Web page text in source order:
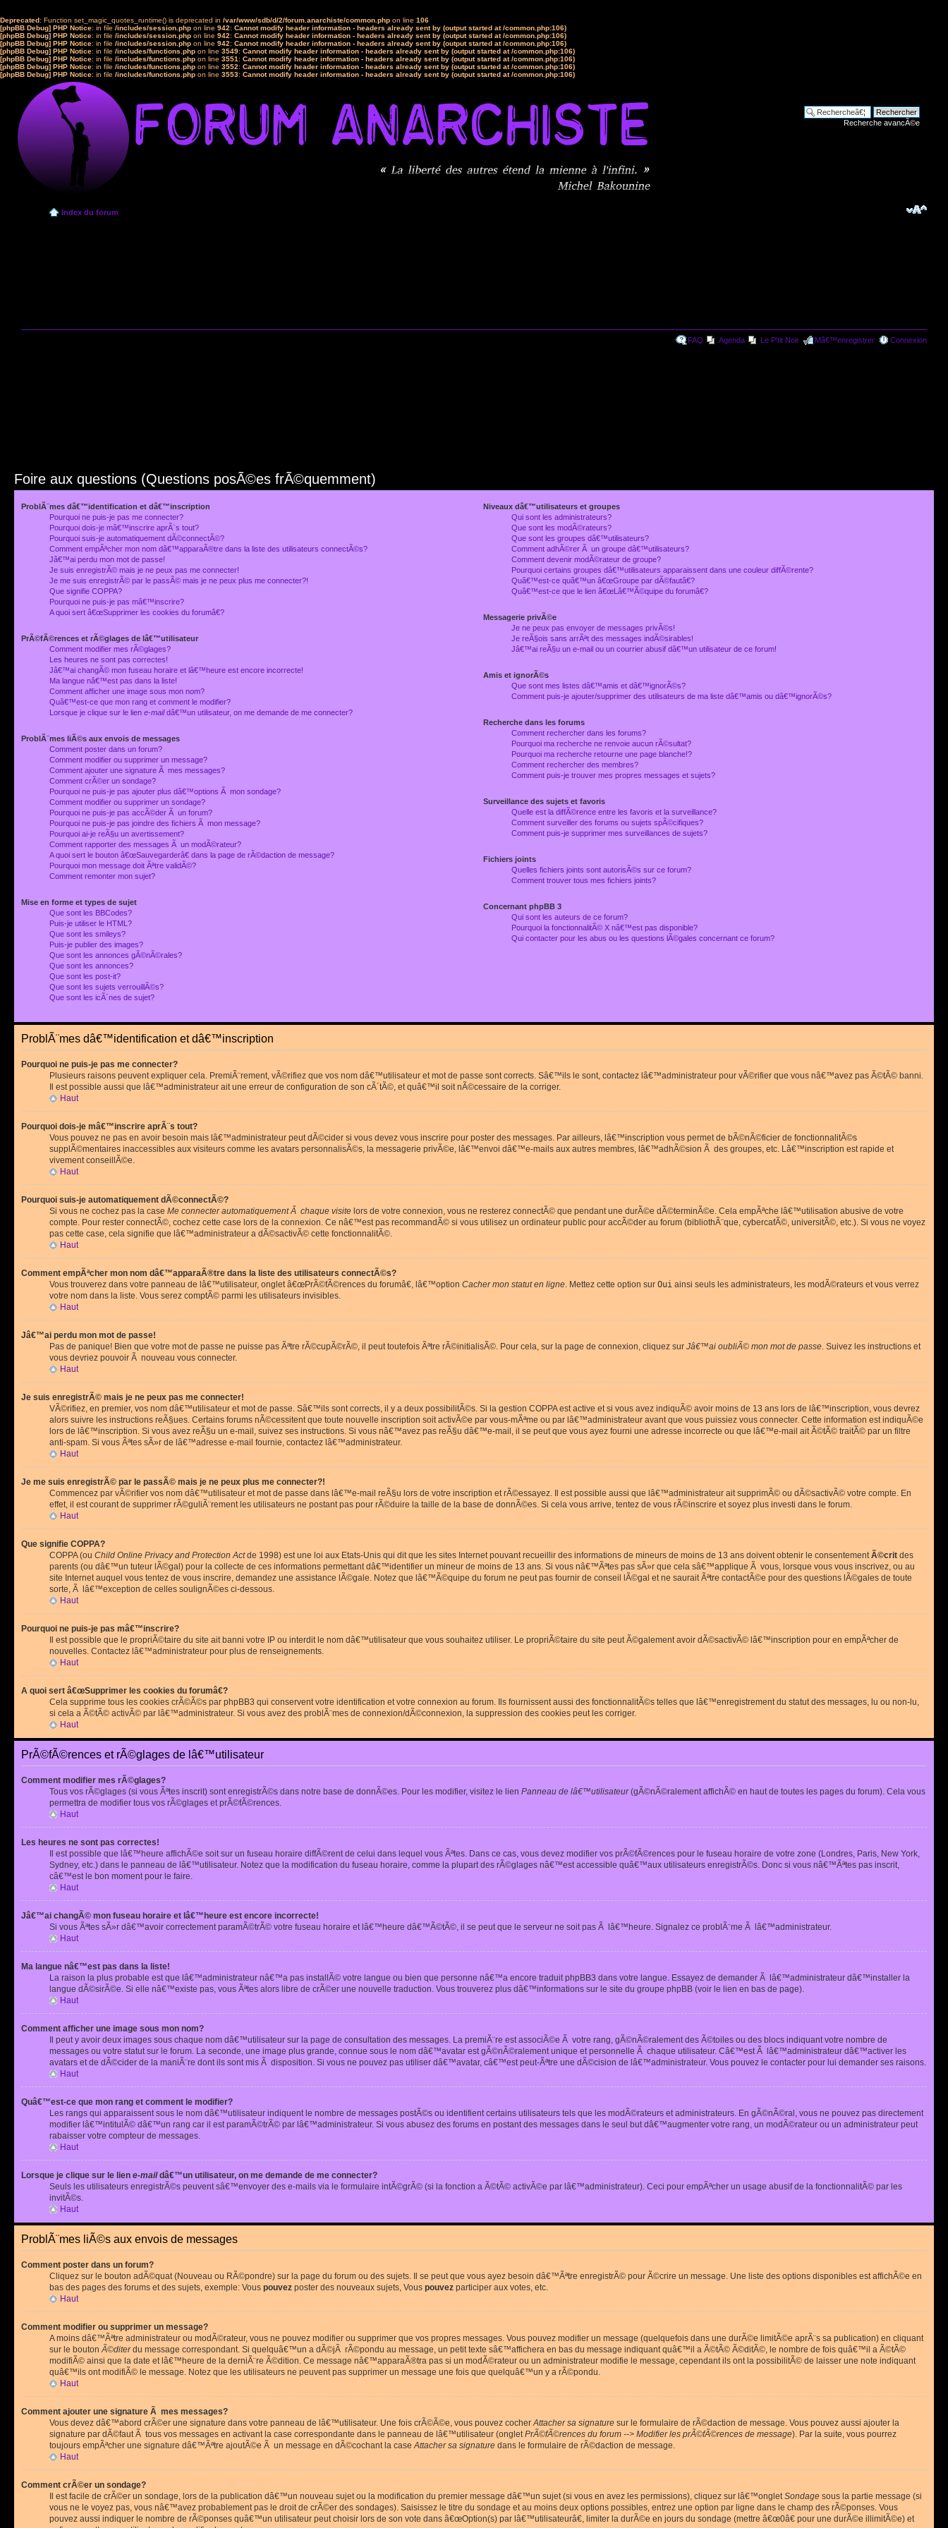
Deprecated: Function set_magic_quotes_runtime() is deprecated in /var/www/sdb/d/2/forum.anarchiste/common.php on line 106
[phpBB Debug] PHP Notice: in file /includes/session.php on line 942: Cannot modify header information - headers already sent by (output started at /common.php:106)
[phpBB Debug] PHP Notice: in file /includes/session.php on line 942: Cannot modify header information - headers already sent by (output started at /common.php:106)
[phpBB Debug] PHP Notice: in file /includes/session.php on line 942: Cannot modify header information - headers already sent by (output started at /common.php:106)
[phpBB Debug] PHP Notice: in file /includes/functions.php on line 3549: Cannot modify header information - headers already sent by (output started at /common.php:106)
[phpBB Debug] PHP Notice: in file /includes/functions.php on line 3551: Cannot modify header information - headers already sent by (output started at /common.php:106)
[phpBB Debug] PHP Notice: in file /includes/functions.php on line 3552: Cannot modify header information - headers already sent by (output started at /common.php:106)
[phpBB Debug] PHP Notice: in file /includes/functions.php on line 3553: Cannot modify header information - headers already sent by (output started at /common.php:106)
Recherche avancÃ©e
Index du forum
FAQ Agenda Le P'tit Noir Mâ€™enregistrer Connexion
Foire aux questions (Questions posÃ©es frÃ©quemment)
ProblÃ¨mes dâ€™identification et dâ€™inscription
Pourquoi ne puis-je pas me connecter?
Pourquoi dois-je mâ€™inscrire aprÃ¨s tout?
Pourquoi suis-je automatiquement dÃ©connectÃ©?
Comment empÃªcher mon nom dâ€™apparaÃ®tre dans la liste des utilisateurs connectÃ©s?
Jâ€™ai perdu mon mot de passe!
Je suis enregistrÃ© mais je ne peux pas me connecter!
Je me suis enregistrÃ© par le passÃ© mais je ne peux plus me connecter?!
Que signifie COPPA?
Pourquoi ne puis-je pas mâ€™inscrire?
A quoi sert â€œSupprimer les cookies du forumâ€?
PrÃ©fÃ©rences et rÃ©glages de lâ€™utilisateur
Comment modifier mes rÃ©glages?
Les heures ne sont pas correctes!
Jâ€™ai changÃ© mon fuseau horaire et lâ€™heure est encore incorrecte!
Ma langue nâ€™est pas dans la liste!
Comment afficher une image sous mon nom?
Quâ€™est-ce que mon rang et comment le modifier?
Lorsque je clique sur le lien e-maildâ€™un utilisateur, on me demande de me connecter?
ProblÃ¨mes liÃ©s aux envois de messages
Comment poster dans un forum?
Comment modifier ou supprimer un message?
Comment ajouter une signature Ã mes messages?
Comment crÃ©er un sondage?
Pourquoi ne puis-je pas ajouter plus dâ€™options Ã mon sondage?
Comment modifier ou supprimer un sondage?
Pourquoi ne puis-je pas accÃ©der Ã un forum?
Pourquoi ne puis-je pas joindre des fichiers Ã mon message?
Pourquoi ai-je reÃ§u un avertissement?
Comment rapporter des messages Ã un modÃ©rateur?
A quoi sert le bouton â€œSauvegarderâ€ dans la page de rÃ©daction de message?
Pourquoi mon message doit Ãªtre validÃ©?
Comment remonter mon sujet?
Mise en forme et types de sujet
Que sont les BBCodes?
Puis-je utiliser le HTML?
Que sont les smileys?
Puis-je publier des images?
Que sont les annonces gÃ©nÃ©rales?
Que sont les annonces?
Que sont les post-it?
Que sont les sujets verrouillÃ©s?
Que sont les icÃ´nes de sujet?
Niveaux dâ€™utilisateurs et groupes
Qui sont les administrateurs?
Que sont les modÃ©rateurs?
Que sont les groupes dâ€™utilisateurs?
Comment adhÃ©rer Ã un groupe dâ€™utilisateurs?
Comment devenir modÃ©rateur de groupe?
Pourquoi certains groupes dâ€™utilisateurs apparaissent dans une couleur diffÃ©rente?
Quâ€™est-ce quâ€™un â€œGroupe par dÃ©fautâ€?
Quâ€™est-ce que le lien â€œLâ€™Ã©quipe du forumâ€?
Messagerie privÃ©e
Je ne peux pas envoyer de messages privÃ©s!
Je reÃ§ois sans arrÃªt des messages indÃ©sirables!
Jâ€™ai reÃ§u un e-mail ou un courrier abusif dâ€™un utilisateur de ce forum!
Amis et ignorÃ©s
Que sont mes listes dâ€™amis et dâ€™ignorÃ©s?
Comment puis-je ajouter/supprimer des utilisateurs de ma liste dâ€™amis ou dâ€™ignorÃ©s?
Recherche dans les forums
Comment rechercher dans les forums?
Pourquoi ma recherche ne renvoie aucun rÃ©sultat?
Pourquoi ma recherche retourne une page blanche!?
Comment rechercher des membres?
Comment puis-je trouver mes propres messages et sujets?
Surveillance des sujets et favoris
Quelle est la diffÃ©rence entre les favoris et la surveillance?
Comment surveiller des forums ou sujets spÃ©cifiques?
Comment puis-je supprimer mes surveillances de sujets?
Fichiers joints
Quelles fichiers joints sont autorisÃ©s sur ce forum?
Comment trouver tous mes fichiers joints?
Concernant phpBB 3
Qui sont les auteurs de ce forum?
Pourquoi la fonctionnalitÃ© X nâ€™est pas disponible?
Qui contacter pour les abus ou les questions lÃ©gales concernant ce forum?
ProblÃ¨mes dâ€™identification et dâ€™inscription
Pourquoi ne puis-je pas me connecter?
Plusieurs raisons peuvent expliquer cela. PremiÃ¨rement, vÃ©rifiez que vos nom dâ€™utilisateur et mot de passe sont corrects. Sâ€™ils le sont, contactez lâ€™administrateur pour vÃ©rifier que vous nâ€™avez pas Ã©tÃ© banni.
Il est possible aussi que lâ€™administrateur ait une erreur de configuration de son cÃ´tÃ©, et quâ€™il soit nÃ©cessaire de la corriger.
Haut
Pourquoi dois-je mâ€™inscrire aprÃ¨s tout?
Vous pouvez ne pas en avoir besoin mais lâ€™administrateur peut dÃ©cider si vous devez vous inscrire pour poster des messages. Par ailleurs, lâ€™inscription vous permet de bÃ©nÃ©ficier de fonctionnalitÃ©s
supplÃ©mentaires inaccessibles aux visiteurs comme les avatars personnalisÃ©s, la messagerie privÃ©e, lâ€™envoi dâ€™e-mails aux autres membres, lâ€™adhÃ©sion Ã des groupes, etc. Lâ€™inscription est rapide et
vivement conseillÃ©e.
Haut
Pourquoi suis-je automatiquement dÃ©connectÃ©?
Si vous ne cochez pas la case Me connecter automatiquement Ã chaque visite lors de votre connexion, vous ne resterez connectÃ© que pendant une durÃ©e dÃ©terminÃ©e. Cela empÃªche lâ€™utilisation abusive de votre
compte. Pour rester connectÃ©, cochez cette case lors de la connexion. Ce nâ€™est pas recommandÃ© si vous utilisez un ordinateur public pour accÃ©der au forum (bibliothÃ¨que, cybercafÃ©, universitÃ©, etc.). Si vous ne voyez
pas cette case, cela signifie que lâ€™administrateur a dÃ©sactivÃ© cette fonctionnalitÃ©.
Haut
Comment empÃªcher mon nom dâ€™apparaÃ®tre dans la liste des utilisateurs connectÃ©s?
Vous trouverez dans votre panneau de lâ€™utilisateur, onglet â€œPrÃ©fÃ©rences du forumâ€, lâ€™option Cacher mon statut en ligne. Mettez cette option sur Oui ainsi seuls les administrateurs, les modÃ©rateurs et vous verrez
votre nom dans la liste. Vous serez comptÃ© parmi les utilisateurs invisibles.
Haut
Jâ€™ai perdu mon mot de passe!
Pas de panique! Bien que votre mot de passe ne puisse pas Ãªtre rÃ©cupÃ©rÃ©, il peut toutefois Ãªtre rÃ©initialisÃ©. Pour cela, sur la page de connexion, cliquez sur Jâ€™ai oubliÃ© mon mot de passe. Suivez les instructions et
vous devriez pouvoir Ã nouveau vous connecter.
Haut
Je suis enregistrÃ© mais je ne peux pas me connecter!
VÃ©rifiez, en premier, vos nom dâ€™utilisateur et mot de passe. Sâ€™ils sont corrects, il y a deux possibilitÃ©s. Si la gestion COPPA est active et si vous avez indiquÃ© avoir moins de 13 ans lors de lâ€™inscription, vous devrez
alors suivre les instructions reÃ§ues. Certains forums nÃ©cessitent que toute nouvelle inscription soit activÃ©e par vous-mÃªme ou par lâ€™administrateur avant que vous puissiez vous connecter. Cette information est indiquÃ©e
lors de lâ€™inscription. Si vous avez reÃ§u un e-mail, suivez ses instructions. Si vous nâ€™avez pas reÃ§u dâ€™e-mail, il se peut que vous ayez fourni une adresse incorrecte ou que lâ€™e-mail ait Ã©tÃ© traitÃ© par un filtre
anti-spam. Si vous Ãªtes sÃ»r de lâ€™adresse e-mail fournie, contactez lâ€™administrateur.
Haut
Je me suis enregistrÃ© par le passÃ© mais je ne peux plus me connecter?!
Commencez par vÃ©rifier vos nom dâ€™utilisateur et mot de passe dans lâ€™e-mail reÃ§u lors de votre inscription et rÃ©essayez. Il est possible aussi que lâ€™administrateur ait supprimÃ© ou dÃ©sactivÃ© votre compte. En
effet, il est courant de supprimer rÃ©guliÃ¨rement les utilisateurs ne postant pas pour rÃ©duire la taille de la base de donnÃ©es. Si cela vous arrive, tentez de vous rÃ©inscrire et soyez plus investi dans le forum.
Haut
Que signifie COPPA?
COPPA (ou Child Online Privacy and Protection Actde 1998) est une loi aux Etats-Unis qui dit que les sites Internet pouvant recueillir des informations de mineurs de moins de 13 ans doivent obtenir le consentementÃ©crit des
parents (ou dâ€™un tuteur lÃ©gal) pour la collecte de ces informations permettant dâ€™identifier un mineur de moins de 13 ans. Si vous nâ€™Ãªtes pas sÃ»r que cela sâ€™applique Ã vous, lorsque vous vous inscrivez, ou au
site Internet auquel vous tentez de vous inscrire, demandez une assistance lÃ©gale. Notez que lâ€™Ã©quipe du forum ne peut pas fournir de conseil lÃ©gal et ne saurait Ãªtre contactÃ©e pour des questions lÃ©gales de toute
sorte, Ã lâ€™exception de celles soulignÃ©es ci-dessous.
Haut
Pourquoi ne puis-je pas mâ€™inscrire?
Il est possible que le propriÃ©taire du site ait banni votre IP ou interdit le nom dâ€™utilisateur que vous souhaitez utiliser. Le propriÃ©taire du site peut Ã©galement avoir dÃ©sactivÃ© lâ€™inscription pour en empÃªcher de
nouvelles. Contactez lâ€™administrateur pour plus de renseignements.
Haut
A quoi sert â€œSupprimer les cookies du forumâ€?
Cela supprime tous les cookies crÃ©Ã©s par phpBB3 qui conservent votre identification et votre connexion au forum. Ils fournissent aussi des fonctionnalitÃ©s telles que lâ€™enregistrement du statut des messages, lu ou non-lu,
si cela a Ã©tÃ© activÃ© par lâ€™administrateur. Si vous avez des problÃ¨mes de connexion/dÃ©connexion, la suppression des cookies peut les corriger.
Haut
PrÃ©fÃ©rences et rÃ©glages de lâ€™utilisateur
Comment modifier mes rÃ©glages?
Tous vos rÃ©glages (si vous Ãªtes inscrit) sont enregistrÃ©s dans notre base de donnÃ©es. Pour les modifier, visitez le lien Panneau de lâ€™utilisateur(gÃ©nÃ©ralement affichÃ© en haut de toutes les pages du forum). Cela vous
permettra de modifier tous vos rÃ©glages et prÃ©fÃ©rences.
Haut
Les heures ne sont pas correctes!
Il est possible que lâ€™heure affichÃ©e soit sur un fuseau horaire diffÃ©rent de celui dans lequel vous Ãªtes. Dans ce cas, vous devez modifier vos prÃ©fÃ©rences pour le fuseau horaire de votre zone (Londres, Paris, New York,
Sydney, etc.) dans le panneau de lâ€™utilisateur. Notez que la modification du fuseau horaire, comme la plupart des rÃ©glages nâ€™est accessible quâ€™aux utilisateurs enregistrÃ©s. Donc si vous nâ€™Ãªtes pas inscrit,
câ€™est le bon moment pour le faire.
Haut
Jâ€™ai changÃ© mon fuseau horaire et lâ€™heure est encore incorrecte!
Si vous Ãªtes sÃ»r dâ€™avoir correctement paramÃ©trÃ© votre fuseau horaire et lâ€™heure dâ€™Ã©tÃ©, il se peut que le serveur ne soit pas Ã lâ€™heure. Signalez ce problÃ¨me Ã lâ€™administrateur.
Haut
Ma langue nâ€™est pas dans la liste!
La raison la plus probable est que lâ€™administrateur nâ€™a pas installÃ© votre langue ou bien que personne nâ€™a encore traduit phpBB3 dans votre langue. Essayez de demander Ã lâ€™administrateur dâ€™installer la
langue dÃ©sirÃ©e. Si elle nâ€™existe pas, vous Ãªtes alors libre de crÃ©er une nouvelle traduction. Vous trouverez plus dâ€™informations sur le site du groupe phpBB (voir le lien en bas de page).
Haut
Comment afficher une image sous mon nom?
Il peut y avoir deux images sous chaque nom dâ€™utilisateur sur la page de consultation des messages. La premiÃ¨re est associÃ©e Ã votre rang, gÃ©nÃ©ralement des Ã©toiles ou des blocs indiquant votre nombre de
messages ou votre statut sur le forum. La seconde, une image plus grande, connue sous le nom dâ€™avatar est gÃ©nÃ©ralement unique et personnelle Ã chaque utilisateur. Câ€™est Ã lâ€™administrateur dâ€™activer les
avatars et de dÃ©cider de la maniÃ¨re dont ils sont mis Ã disposition. Si vous ne pouvez pas utiliser dâ€™avatar, câ€™est peut-Ãªtre une dÃ©cision de lâ€™administrateur. Vous pouvez le contacter pour lui demander ses raisons.
Haut
Quâ€™est-ce que mon rang et comment le modifier?
Les rangs qui apparaissent sous le nom dâ€™utilisateur indiquent le nombre de messages postÃ©s ou identifient certains utilisateurs tels que les modÃ©rateurs et administrateurs. En gÃ©nÃ©ral, vous ne pouvez pas directement
modifier lâ€™intitulÃ© dâ€™un rang car il est paramÃ©trÃ© par lâ€™administrateur. Si vous abusez des forums en postant des messages dans le seul but dâ€™augmenter votre rang, un modÃ©rateur ou un administrateur peut
rabaisser votre compteur de messages.
Haut
Lorsque je clique sur le lien e-maildâ€™un utilisateur, on me demande de me connecter?
Seuls les utilisateurs enregistrÃ©s peuvent sâ€™envoyer des e-mails via le formulaire intÃ©grÃ© (si la fonction a Ã©tÃ© activÃ©e par lâ€™administrateur). Ceci pour empÃªcher un usage abusif de la fonctionnalitÃ© par les
invitÃ©s.
Haut
ProblÃ¨mes liÃ©s aux envois de messages
Comment poster dans un forum?
Cliquez sur le bouton adÃ©quat (Nouveau ou RÃ©pondre) sur la page du forum ou des sujets. Il se peut que vous ayez besoin dâ€™Ãªtre enregistrÃ© pour Ã©crire un message. Une liste des options disponibles est affichÃ©e en
bas des pages des forums et des sujets, exemple: Vous pouvez poster des nouveaux sujets, Vous pouvez participer aux votes, etc.
Haut
Comment modifier ou supprimer un message?
A moins dâ€™Ãªtre administrateur ou modÃ©rateur, vous ne pouvez modifier ou supprimer que vos propres messages. Vous pouvez modifier un message (quelquefois dans une durÃ©e limitÃ©e aprÃ¨s sa publication) en cliquant
sur le boutonÃ©diterdu message correspondant. Si quelquâ€™un a dÃ©jÃ rÃ©pondu au message, un petit texte sâ€™affichera en bas du message indiquant quâ€™il a Ã©tÃ© Ã©ditÃ©, le nombre de fois quâ€™il a Ã©tÃ©
modifiÃ© ainsi que la date et lâ€™heure de la derniÃ¨re Ã©dition. Ce message nâ€™apparaÃ®tra pas si un modÃ©rateur ou un administrateur modifie le message, cependant ils ont la possibilitÃ© de laisser une note indiquant
quâ€™ils ont modifiÃ© le message. Notez que les utilisateurs ne peuvent pas supprimer un message une fois que quelquâ€™un y a rÃ©pondu.
Haut
Comment ajouter une signature Ã mes messages?
Vous devez dâ€™abord crÃ©er une signature dans votre panneau de lâ€™utilisateur. Une fois crÃ©Ã©e, vous pouvez cocherAttacher sa signature sur le formulaire de rÃ©daction de message. Vous pouvez aussi ajouter la
signature par dÃ©faut Ã tous vos messages en activant la case correspondante dans le panneau de lâ€™utilisateur (ongletPrÃ©fÃ©rences du forum --> Modifier les prÃ©fÃ©rences de message). Par la suite, vous pourrez
toujours empÃªcher une signature dâ€™Ãªtre ajoutÃ©e Ã un message en dÃ©cochant la caseAttacher sa signature dans le formulaire de rÃ©daction de message.
Haut
Comment crÃ©er un sondage?
Il est facile de crÃ©er un sondage, lors de la publication dâ€™un nouveau sujet ou la modification du premier message dâ€™un sujet (si vous en avez les permissions), cliquez sur lâ€™ongletSondage sous la partie message (si
vous ne le voyez pas, vous nâ€™avez probablement pas le droit de crÃ©er des sondages). Saisissez le titre du sondage et au moins deux options possibles, entrez une option par ligne dans le champ des rÃ©ponses. Vous
pouvez aussi indiquer le nombre de rÃ©ponses quâ€™un utilisateur peut choisir lors de son vote dans â€œOption(s) par lâ€™utilisateurâ€, limiter la durÃ©e en jours du sondage (mettre â€œ0â€ pour une durÃ©e illimitÃ©e) et